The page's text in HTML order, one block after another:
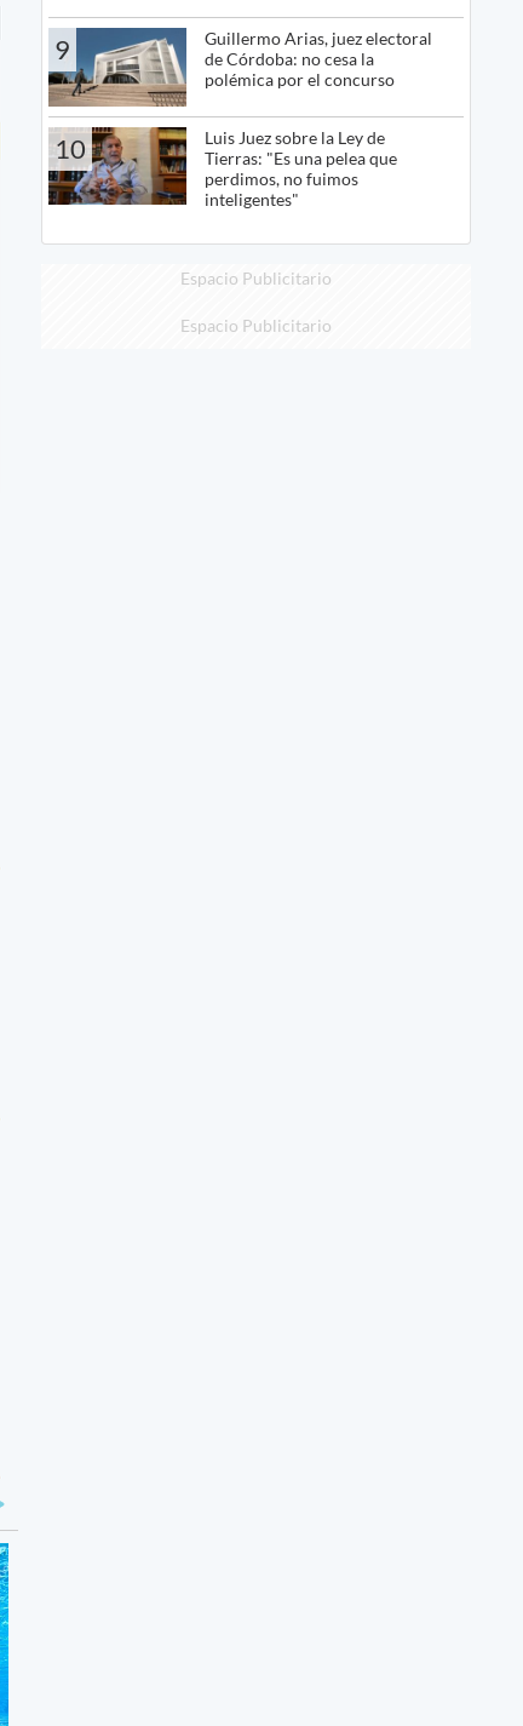
9
Guillermo Arias, juez electoral
de Córdoba: no cesa la
polémica por el concurso
10
Luis Juez sobre la Ley de
Tierras: "Es una pelea que
perdimos, no fuimos
inteligentes"
Espacio Publicitario
Espacio Publicitario